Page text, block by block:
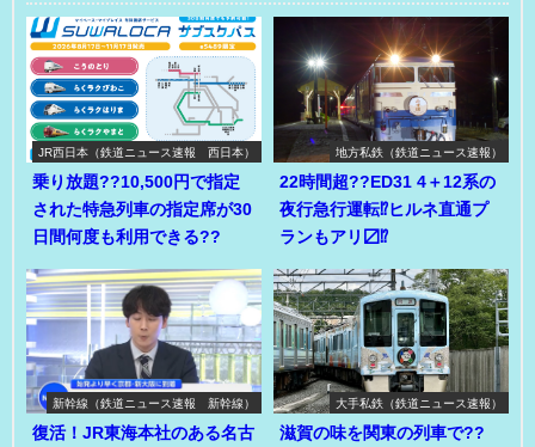
JR西日本（鉄道ニュース速報 西日本）
乗り放題??10,500円で指定
された特急列車の指定席が30
日間何度も利用できる??
地方私鉄（鉄道ニュース速報）
22時間超??ED31 4＋12系の
夜行急行運転⁉ヒルネ直通プ
ランもアリ〼⁉
新幹線（鉄道ニュース速報 新幹線）
復活！JR東海本社のある名古
大手私鉄（鉄道ニュース速報）
滋賀の味を関東の列車で??